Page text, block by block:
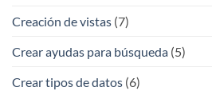
Creación de vistas (7)
Crear ayudas para búsqueda (5)
Crear tipos de datos (6)